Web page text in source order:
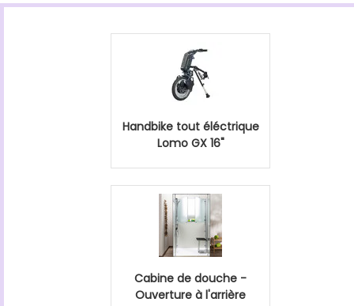
Handbike tout éléctrique
Lomo GX 16"
Cabine de douche -
Ouverture à l'arrière